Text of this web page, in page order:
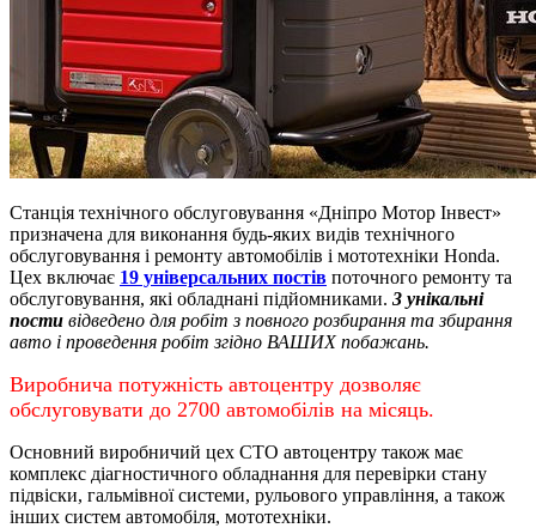
Станція технічного обслуговування «Дніпро Мотор Інвест»
призначена для виконання будь-яких видів технічного
обслуговування і ремонту автомобілів і мототехніки Honda.
Цех включає 19 універсальних постів поточного ремонту та
обслуговування, які обладнані підйомниками. 3 унікальні
пости відведено для робіт з повного розбирання та збирання
авто і проведення робіт згідно ВАШИХ побажань.
Виробнича потужність автоцентру дозволяє
обслуговувати до 2700 автомобілів на місяць.
Основний виробничий цех СТО автоцентру також має
комплекс діагностичного обладнання для перевірки стану
підвіски, гальмівної системи, рульового управління, а також
інших систем автомобіля, мототехніки.